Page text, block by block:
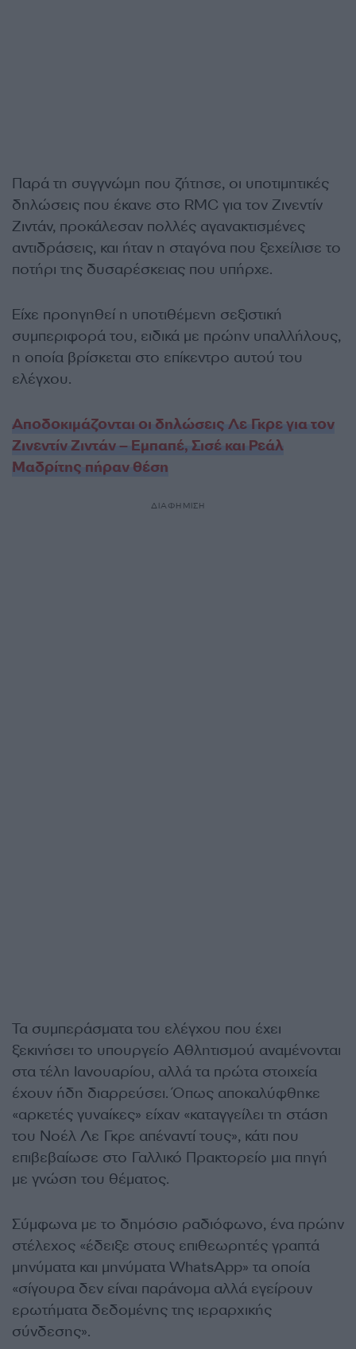
Παρά τη συγγνώμη που ζήτησε, οι υποτιμητικές
δηλώσεις που έκανε στο RMC για τον Ζινεντίν
Ζιντάν, προκάλεσαν πολλές αγανακτισμένες
αντιδράσεις, και ήταν η σταγόνα που ξεχείλισε το
ποτήρι της δυσαρέσκειας που υπήρχε.
Είχε προηγηθεί η υποτιθέμενη σεξιστική
συμπεριφορά του, ειδικά με πρώην υπαλλήλους,
η οποία βρίσκεται στο επίκεντρο αυτού του
ελέγχου.
Αποδοκιμάζονται οι δηλώσεις Λε Γκρε για τον
Ζινεντίν Ζιντάν – Εμπαπέ, Σισέ και Ρεάλ
Μαδρίτης πήραν θέση
ΔΙΑΦΗΜΙΣΗ
Τα συμπεράσματα του ελέγχου που έχει
ξεκινήσει το υπουργείο Αθλητισμού αναμένονται
στα τέλη Ιανουαρίου, αλλά τα πρώτα στοιχεία
έχουν ήδη διαρρεύσει. Όπως αποκαλύφθηκε
«αρκετές γυναίκες» είχαν «καταγγείλει τη στάση
του Νοέλ Λε Γκρε απέναντί τους», κάτι που
επιβεβαίωσε στο Γαλλικό Πρακτορείο μια πηγή
με γνώση του θέματος.
Σύμφωνα με το δημόσιο ραδιόφωνο, ένα πρώην
στέλεχος «έδειξε στους επιθεωρητές γραπτά
μηνύματα και μηνύματα WhatsApp» τα οποία
«σίγουρα δεν είναι παράνομα αλλά εγείρουν
ερωτήματα δεδομένης της ιεραρχικής
σύνδεσης».